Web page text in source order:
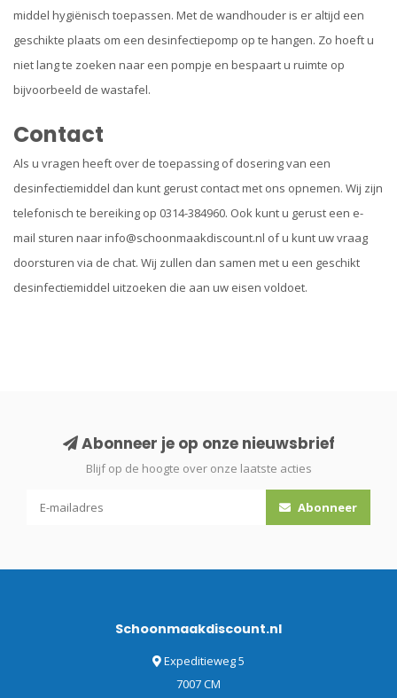
middel hygiënisch toepassen. Met de wandhouder is er altijd een
geschikte plaats om een desinfectiepomp op te hangen. Zo hoeft u
niet lang te zoeken naar een pompje en bespaart u ruimte op
bijvoorbeeld de wastafel.
Contact
Als u vragen heeft over de toepassing of dosering van een
desinfectiemiddel dan kunt gerust contact met ons opnemen. Wij zijn
telefonisch te bereiking op 0314-384960. Ook kunt u gerust een e-
mail sturen naarinfo@schoonmaakdiscount.nl of u kunt uw vraag
doorsturen via de chat. Wij zullen dan samen met u een geschikt
desinfectiemiddel uitzoeken die aan uw eisen voldoet.
Abonneer je op onze nieuwsbrief
Blijf op de hoogte over onze laatste acties
Abonneer
Schoonmaakdiscount.nl
Expeditieweg 5
7007 CM